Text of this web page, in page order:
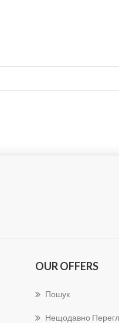
OUR OFFERS
Пошук
Нещодавно